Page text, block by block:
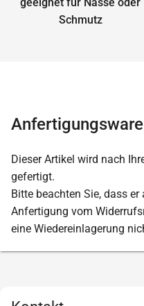
Schmutz
Anfertigungsware
Dieser Artikel wird nach
gefertigt.
Bitte beachten Sie, dass
Anfertigung vom
eine Wiedereinlagerung